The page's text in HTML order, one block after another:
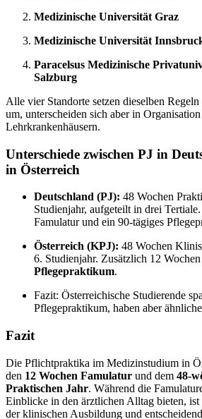
Medizinische Universität Graz
Medizinische Universität
Paracelsus Medizinische
Salzburg
Alle vier Standorte setzen dieselben
um, unterscheiden sich aber in
Lehrkrankenhäusern.
Unterschiede zwischen PJ in
in Österreich
Deutschland (PJ): 48 Wochen
Studienjahr, aufgeteilt in drei
Famulatur und ein 90-tägiges
Österreich (KPJ): 48 Wochen
6. Studienjahr. Zusätzlich 12
Pflegepraktikum.
Fazit: Österreichische Studierende
Pflegepraktikum, haben aber
Fazit
Die Pflichtpraktika im Medizinstudium in
den 12 Wochen Famulatur und dem 48-
Praktischen Jahr. Während die
Einblicke in den ärztlichen Alltag bieten,
der klinischen Ausbildung und